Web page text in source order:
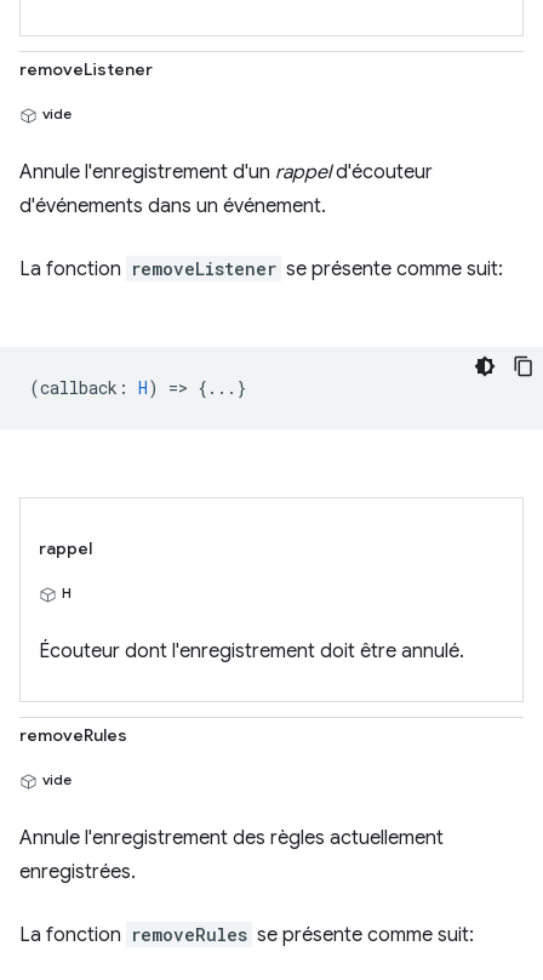
removeListener
vide
Annule l'enregistrement d'un rappeld'écouteur
d'événements dans un événement.
La fonction removeListener se présente comme suit:
(callback : H) => {...}
rappel
H
Écouteur dont l'enregistrement doit être annulé.
removeRules
vide
Annule l'enregistrement des règles actuellement
enregistrées.
La fonction removeRules se présente comme suit: